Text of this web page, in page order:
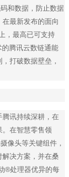
和数据，防止数据
最新发布的面向
，最高已可支持
腾讯云数链通能
打破数据壁垒，
腾讯持续深耕，在
在智慧零售领
像头等关键组件，
决方案，并在桑
®处理器优异的每